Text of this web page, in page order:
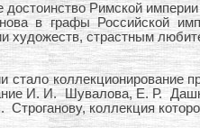
Римской
в графы Российской
художеств, страстным
коллекционирование
И. И. Шувалова, Е. Р.
коллекция